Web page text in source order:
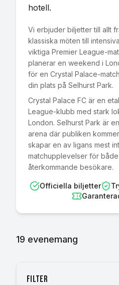
hotell.
Vi erbjuder biljetter till allt
klassiska möten till
viktiga Premier League-
planerar en weekend i
för en Crystal Palace-
din plats på Selhurst Park.
Crystal Palace FC är en
League-klubb med stark
London. Selhurst Park är
arena där publiken
skapar en av ligans mest
matchupplevelser för
återkommande besökare.
Officiella biljetter
19 evenemang
Filter